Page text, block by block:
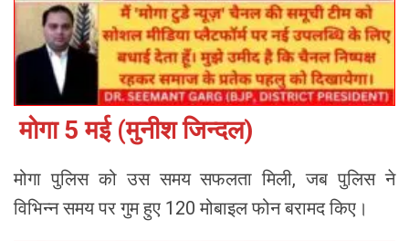
मोगा 5 मई (मुनीश जिन्दल)
मोगा पुलिस को उस समय सफलता मिली, जब पुलिस ने
विभिन्न समय पर गुम हुए 120 मोबाइल फोन बरामद किए।